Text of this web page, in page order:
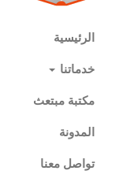
الرئيسية
خدماتنا
مكتبة مبتعث
المدونة
تواصل معنا